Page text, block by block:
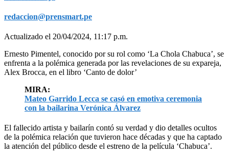
redaccion@prensmart.pe
Actualizado el 20/04/2024, 11:17 p.m.
Ernesto Pimentel, conocido por su rol como ‘La Chola Chabuca’, se
enfrenta a la polémica generada por las revelaciones de su expareja,
Alex Brocca, en el libro ‘Canto de dolor’
MIRA:
Mateo Garrido Lecca se casó en emotiva ceremonia
con la bailarina Verónica Álvarez
El fallecido artista y bailarín contó su verdad y dio detalles ocultos
de la polémica relación que tuvieron hace décadas y que ha captado
la atención del público desde el estreno de la película ‘Chabuca’.